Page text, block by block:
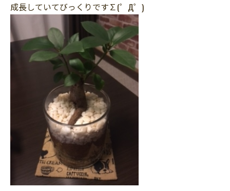
成長していてびっくりです∑(゜Д゜)